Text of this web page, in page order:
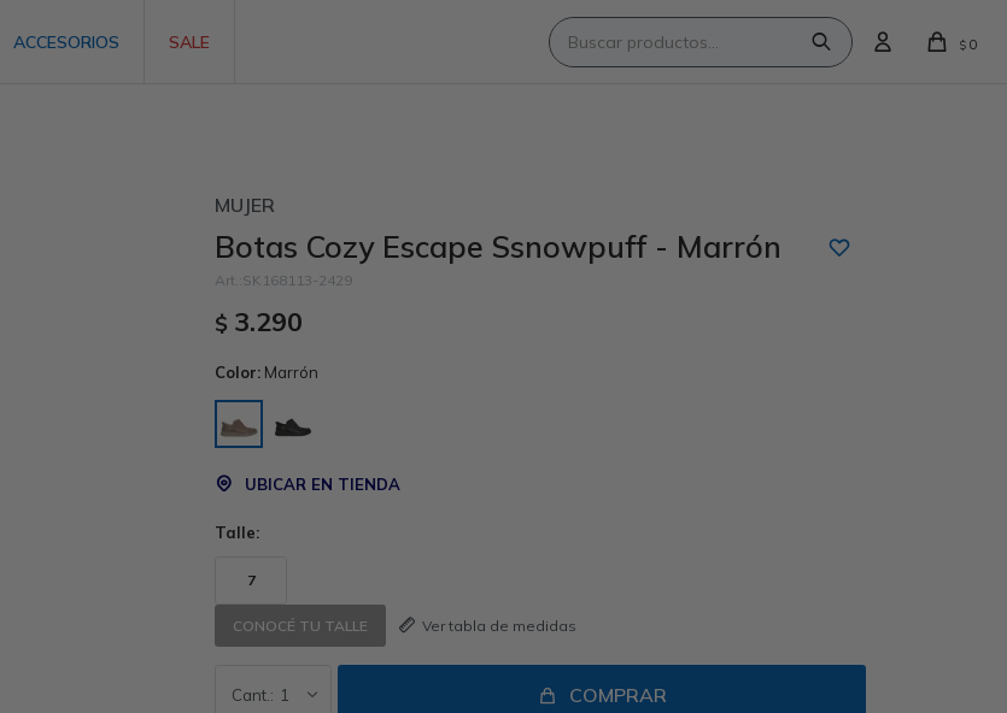
ACCESORIOS SALE $ 0
MUJER
Botas Cozy Escape Ssnowpuff - Marrón
SK168113-2429
$ 3.290
Color: Marrón
UBICAR EN TIENDA
Talle:
7
CONOCÉ TU TALLE Ver tabla de medidas
1 COMPRAR